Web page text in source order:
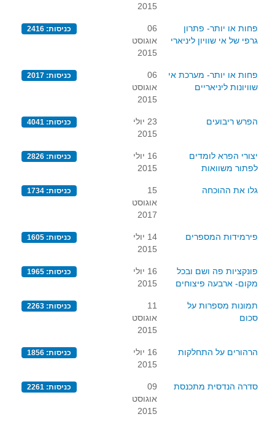
בואו נשחק מתמטיקה תשע"ו
בואו נשחק מתמטיקה תשע"ז
בואו נשחק מתמטיקה תשע"ה
ספרים ומספרים
הומור ומתמטיקה
כתבי עת, עתונות ובלוגים מתמטיים
2015
פחות או יותר- פתרון
גרפי של אי שוויון ליניארי
06
אוגוסט
2015
כניסות: 2416
פחות או יותר- מערכת אי
שוויונות ליניאריים
06
אוגוסט
2015
כניסות: 2017
הפרש ריבועים
23 יולי
2015
כניסות: 4041
יצורי הפרא לומדים
לפתור משוואות
16 יולי
2015
כניסות: 2826
גלו את ההוכחה
15
אוגוסט
2017
כניסות: 1734
פירמידות המספרים
14 יולי
2015
כניסות: 1605
פונקציות פה ושם ובכל
מקום- ארבעה פיצוחים
16 יולי
2015
כניסות: 1965
תמונות מספרות על
סכום
11
אוגוסט
2015
כניסות: 2263
הרהורים על התחלקות
16 יולי
2015
כניסות: 1856
סדרה הנדסית מתכנסת
09
אוגוסט
2015
כניסות: 2261